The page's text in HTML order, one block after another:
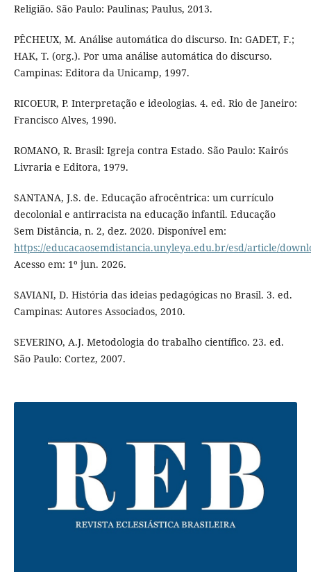
Religião. São Paulo: Paulinas; Paulus, 2013.
PÊCHEUX, M. Análise automática do discurso. In: GADET, F.;
HAK, T. (org.). Por uma análise automática do discurso.
Campinas: Editora da Unicamp, 1997.
RICOEUR, P. Interpretação e ideologias. 4. ed. Rio de Janeiro:
Francisco Alves, 1990.
ROMANO, R. Brasil: Igreja contra Estado. São Paulo: Kairós
Livraria e Editora, 1979.
SANTANA, J.S. de. Educação afrocêntrica: um currículo
decolonial e antirracista na educação infantil. Educação
Sem Distância, n. 2, dez. 2020. Disponível em:
https://educacaosemdistancia.unyleya.edu.br/esd/article/
Acesso em: 1º jun. 2026.
SAVIANI, D. História das ideias pedagógicas no Brasil. 3. ed.
Campinas: Autores Associados, 2010.
SEVERINO, A.J. Metodologia do trabalho científico. 23. ed.
São Paulo: Cortez, 2007.